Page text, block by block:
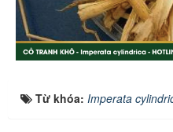
Từ khóa: Imperata